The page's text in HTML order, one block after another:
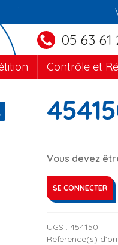
05 63 61
Contrôle et
Vous devez
SE CONNECTER
UGS :454150
Référence(s)